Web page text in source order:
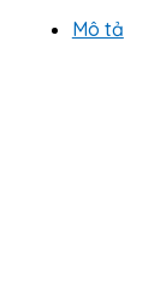
Mô tả